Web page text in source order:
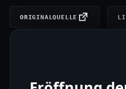
ORIGINALQUELLE